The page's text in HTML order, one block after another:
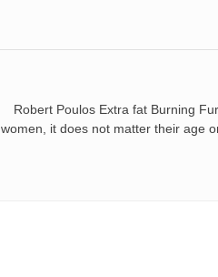
Robert Poulos Extra fat Burning
women, it does not matter their age